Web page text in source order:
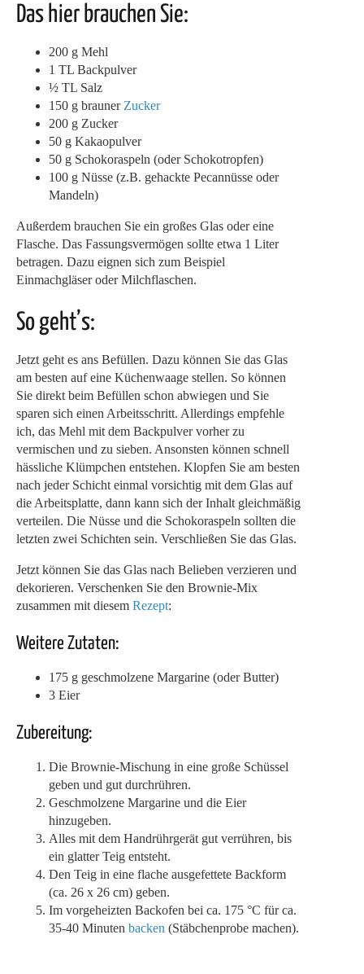
Das hier brauchen Sie:
200 g Mehl
1 TL Backpulver
½ TL Salz
150 g brauner Zucker
200 g Zucker
50 g Kakaopulver
50 g Schokoraspeln (oder Schokotropfen)
100 g Nüsse (z.B. gehackte Pecannüsse oder
Mandeln)
Außerdem brauchen Sie ein großes Glas oder eine
Flasche. Das Fassungsvermögen sollte etwa 1 Liter
betragen. Dazu eignen sich zum Beispiel
Einmachgläser oder Milchflaschen.
So geht’s:
Jetzt geht es ans Befüllen. Dazu können Sie das Glas
am besten auf eine Küchenwaage stellen. So können
Sie direkt beim Befüllen schon abwiegen und Sie
sparen sich einen Arbeitsschritt. Allerdings empfehle
ich, das Mehl mit dem Backpulver vorher zu
vermischen und zu sieben. Ansonsten können schnell
hässliche Klümpchen entstehen. Klopfen Sie am besten
nach jeder Schicht einmal vorsichtig mit dem Glas auf
die Arbeitsplatte, dann kann sich der Inhalt gleichmäßig
verteilen. Die Nüsse und die Schokoraspeln sollten die
letzten zwei Schichten sein. Verschließen Sie das Glas.
Jetzt können Sie das Glas nach Belieben verzieren und
dekorieren. Verschenken Sie den Brownie-Mix
zusammen mit diesem Rezept:
Weitere Zutaten:
175 g geschmolzene Margarine (oder Butter)
3 Eier
Zubereitung:
Die Brownie-Mischung in eine große Schüssel
geben und gut durchrühren.
Geschmolzene Margarine und die Eier
hinzugeben.
Alles mit dem Handrührgerät gut verrühren, bis
ein glatter Teig entsteht.
Den Teig in eine flache ausgefettete Backform
(ca. 26 x 26 cm) geben.
Im vorgeheizten Backofen bei ca. 175 °C für ca.
35-40 Minuten backen (Stäbchenprobe machen).